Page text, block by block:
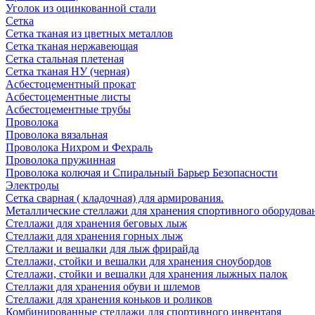
Уголок из оцинкованной стали
Сетка
Сетка тканая из цветных металлов
Сетка тканая нержавеющая
Сетка стальная плетеная
Сетка тканая НУ (черная)
Асбестоцементный прокат
Асбестоцементные листы
Асбестоцементные трубы
Проволока
Проволока вязальная
Проволока Нихром и Фехраль
Проволока пружинная
Проволока колючая и Спиральный Барьер Безопасности
Электроды
Сетка сварная ( кладочная) для армирования.
Металлические стеллажи для хранения спортивного
Стеллажи для хранения беговых лыж
Стеллажи для хранения горных лыж
Стеллажи и вешалки для лыж фрирайда
Стеллажи, стойки и вешалки для хранения сноубордов
Стеллажи, стойки и вешалки для хранения лыжных палок
Стеллажи для хранения обуви и шлемов
Стеллажи для хранения коньков и роликов
Комбинированные стеллажи для спортивного инвентаря